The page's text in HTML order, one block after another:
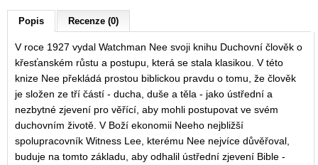
Popis Recenze (0)
V roce 1927 vydal Watchman Nee svoji knihu Duchovní člověk o
křesťanském růstu a postupu, která se stala klasikou. V této
knize Nee překládá prostou biblickou pravdu o tomu, že člověk
je složen ze tří částí - ducha, duše a těla - jako ústřední a
nezbytné zjevení pro věřící, aby mohli postupovat ve svém
duchovním životě. V Boží ekonomii Neeho nejbližší
spolupracovník Witness Lee, kterému Nee nejvíce důvěřoval,
buduje na tomto základu, aby odhalil ústřední zjevení Bible -